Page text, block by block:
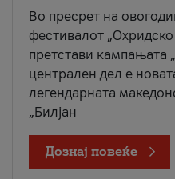
Во пресрет на
фестивалот
претстави кампањата
централен дел е
легендарната
„Билјан
Дознај повеќе